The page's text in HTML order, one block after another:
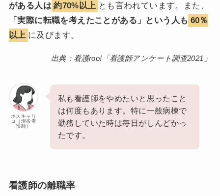
がある人は 約70%以上 とも言われています。また、
「実際に転職を考えたことがある」という人も 60％
以上 に及びます。
出典：看護roo!「看護師アンケート調査2021」
ホスキャリ
コ（現役看
護師）
私も看護師をやめたいと思ったこと
は何度もあります。特に一般病棟で
勤務していた時は毎日がしんどかっ
たです。
看護師の離職率